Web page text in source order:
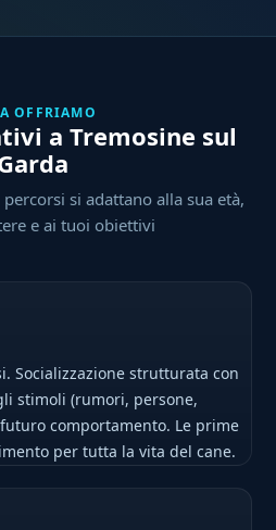
OFFRIAMO
a Tremosine sul
si adattano alla sua età,
e ai tuoi obiettivi
Socializzazione strutturata con
stimoli (rumori, persone,
comportamento. Le prime
per tutta la vita del cane.